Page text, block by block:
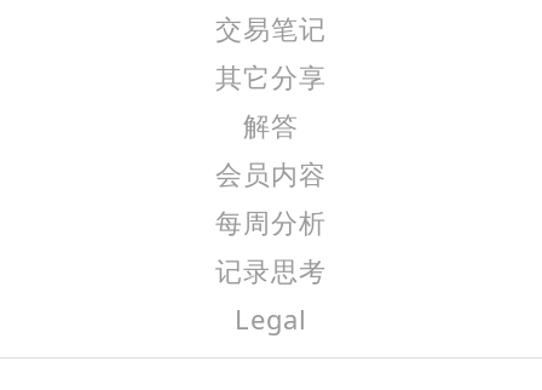
交易笔记
其它分享
解答
会员内容
每周分析
记录思考
Legal